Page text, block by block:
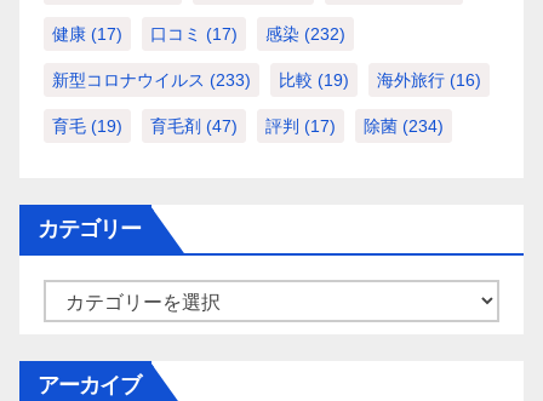
健康 (17) 口コミ (17) 感染 (232)
新型コロナウイルス (233) 比較 (19) 海外旅行 (16)
育毛 (19) 育毛剤 (47) 評判 (17) 除菌 (234)
カテゴリー
アーカイブ